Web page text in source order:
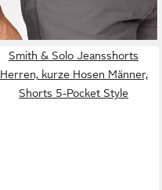
Smith & Solo Jeansshorts
Herren, kurze Hosen Männer,
Shorts 5-Pocket Style